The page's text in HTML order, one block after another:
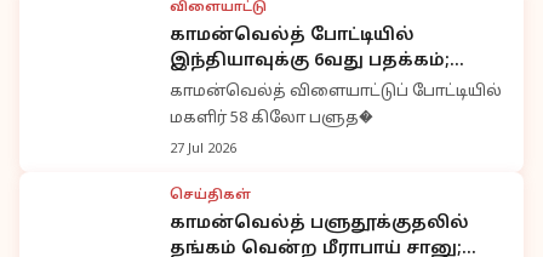
விளையாட்டு
காமன்வெல்த் போட்டியில்
இந்தியாவுக்கு 6வது பதக்கம்;
பிந்தியாராணி தேவி வெண்கலம்
வென்றார்
காமன்வெல்த் விளையாட்டுப் போட்டியில்
மகளிர் 58 கிலோ பளுத�
27 Jul 2026
செய்திகள்
காமன்வெல்த் பளுதூக்குதலில்
தங்கம் வென்ற மீராபாய் சானு;